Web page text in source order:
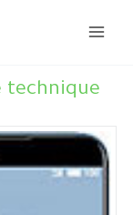
technique